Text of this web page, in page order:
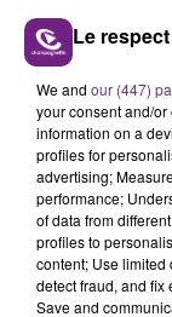
rendez-vous
📻À écouter du
10h sur
AVEC
Le
We and our (447)
your consent and/
information on a
profiles for
advertising;
performance;
of data from
profiles to
content; Use limited
detect fraud, and fix
Save and